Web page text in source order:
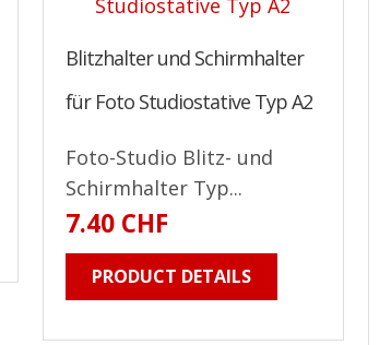
Blitzhalter und Schirmhalter
für Foto Studiostative Typ A2
Foto-Studio Blitz- und
Schirmhalter Typ...
7.40 CHF
PRODUCT DETAILS